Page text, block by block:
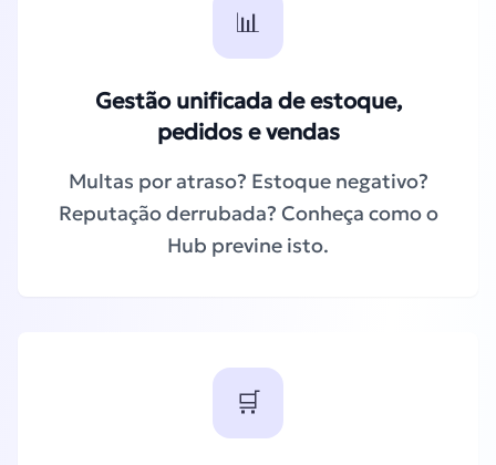
📊
Gestão unificada de estoque,
pedidos e vendas
Multas por atraso? Estoque negativo?
Reputação derrubada? Conheça como o
Hub previne isto.
🛒